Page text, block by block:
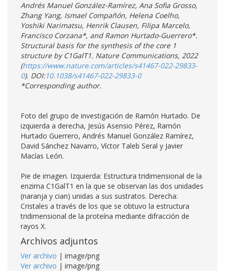
Andrés Manuel González-Ramírez, Ana Sofia Grosso,
Zhang Yang, Ismael Compañón, Helena Coelho,
Yoshiki Narimatsu, Henrik Clausen, Filipa Marcelo,
Francisco Corzana*, and Ramon Hurtado-Guerrero*.
Structural basis for the synthesis of the core 1
structure by C1GalT1. Nature Communications, 2022
(https://www.nature.com/articles/s41467-022-29833-
0). DOI:10.1038/s41467-022-29833-0
*Corresponding author.
Foto del grupo de investigación de Ramón Hurtado. De
izquierda a derecha, Jesús Asensio Pérez, Ramón
Hurtado Guerrero, Andrés Manuel González Ramírez,
David Sánchez Navarro, Víctor Taleb Seral y Javier
Macías León.
Pie de imagen. Izquierda: Estructura tridimensional de la
enzima C1GalT1 en la que se observan las dos unidades
(naranja y cian) unidas a sus sustratos. Derecha:
Cristales a través de los que se obtuvo la estructura
tridimensional de la proteína mediante difracción de
rayos X.
Archivos adjuntos
Ver archivo | image/png
Ver archivo | image/png